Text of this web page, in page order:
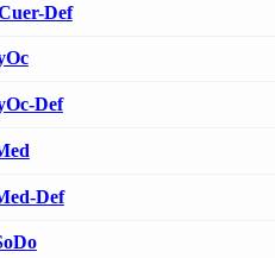
Def
Def
Def